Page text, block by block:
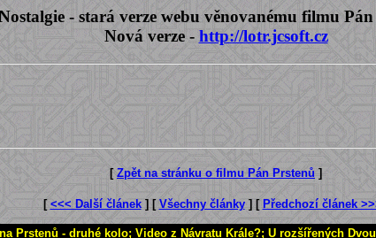
- stará verze webu věnovanému filmu
Nová verze - http://lotr.jcsoft.cz
[ Zpět na stránku o filmu Pán Prstenů ]
[ <<< Další článek] [ Všechny články] [ Předchozí článek
Prstenů - druhé kolo; Video z Návratu Krále?; U rozšířených